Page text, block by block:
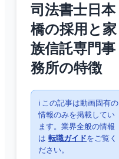
司法書士日本
橋の採用と家
族信託専門事
務所の特徴
ℹ️ この記事は動画固有の
情報のみを掲載してい
ます。業界全般の情報
は 転職ガイドをご覧く
ださい。